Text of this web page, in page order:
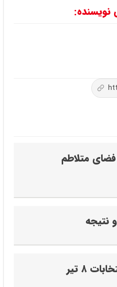
نویسنده:
متلاطم
نتیجه
۸ تیر